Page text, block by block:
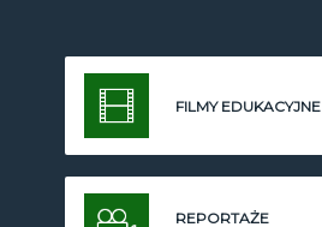
FILMY EDUKACYJNE
REPORTAŻE